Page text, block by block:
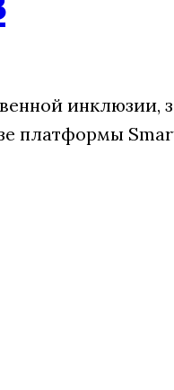
инклюзии,
платформы